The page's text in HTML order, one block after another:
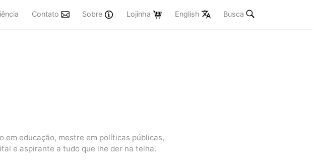
Contato Sobre Lojinha English Busca
em educação, mestre em políticas públicas,
e aspirante a tudo que lhe der na telha.